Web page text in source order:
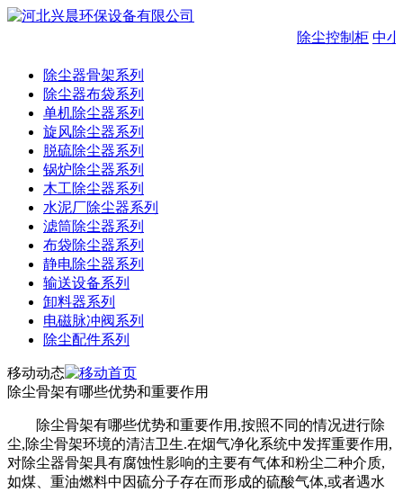
除尘控制柜 中
除尘器骨架系列
除尘器布袋系列
单机除尘器系列
旋风除尘器系列
脱硫除尘器系列
锅炉除尘器系列
木工除尘器系列
水泥厂除尘器系列
滤筒除尘器系列
布袋除尘器系列
静电除尘器系列
输送设备系列
卸料器系列
电磁脉冲阀系列
除尘配件系列
移动动态
除尘骨架有哪些优势和重要作用
除尘骨架有哪些优势和重要作用,按照不同的情况进行除
尘,除尘骨架环境的清洁卫生.在烟气净化系统中发挥重要作用,
对除尘器骨架具有腐蚀性影响的主要有气体和粉尘二种介质,
如煤、重油燃料中因硫分子存在而形成的硫酸气体,或者遇水